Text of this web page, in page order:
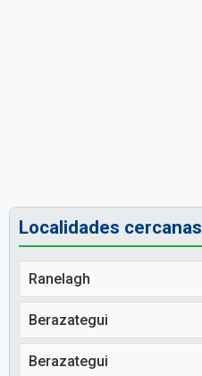
Localidades cercanas
Ranelagh
Berazategui
Berazategui